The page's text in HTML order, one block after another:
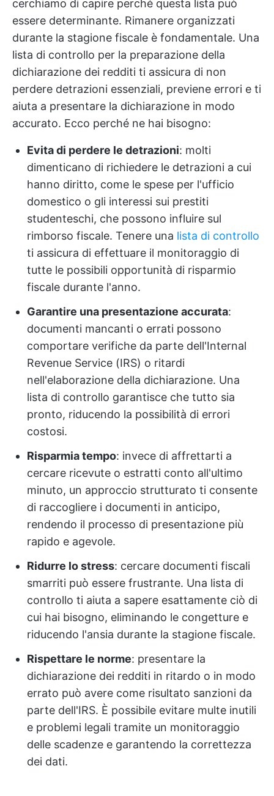
cerchiamo di capire perché questa lista può
essere determinante. Rimanere organizzati
durante la stagione fiscale è fondamentale. Una
lista di controllo per la preparazione della
dichiarazione dei redditi ti assicura di non
perdere detrazioni essenziali, previene errori e ti
aiuta a presentare la dichiarazione in modo
accurato. Ecco perché ne hai bisogno:
Evita di perdere le detrazioni: molti
dimenticano di richiedere le detrazioni a cui
hanno diritto, come le spese per l'ufficio
domestico o gli interessi sui prestiti
studenteschi, che possono influire sul
rimborso fiscale. Tenere una lista di controllo
ti assicura di effettuare il monitoraggio di
tutte le possibili opportunità di risparmio
fiscale durante l'anno.
Garantire una presentazione accurata:
documenti mancanti o errati possono
comportare verifiche da parte dell'Internal
Revenue Service (IRS) o ritardi
nell'elaborazione della dichiarazione. Una
lista di controllo garantisce che tutto sia
pronto, riducendo la possibilità di errori
costosi.
Risparmia tempo: invece di affrettarti a
cercare ricevute o estratti conto all'ultimo
minuto, un approccio strutturato ti consente
di raccogliere i documenti in anticipo,
rendendo il processo di presentazione più
rapido e agevole.
Ridurre lo stress: cercare documenti fiscali
smarriti può essere frustrante. Una lista di
controllo ti aiuta a sapere esattamente ciò di
cui hai bisogno, eliminando le congetture e
riducendo l'ansia durante la stagione fiscale.
Rispettare le norme: presentare la
dichiarazione dei redditi in ritardo o in modo
errato può avere come risultato sanzioni da
parte dell'IRS. È possibile evitare multe inutili
e problemi legali tramite un monitoraggio
delle scadenze e garantendo la correttezza
dei dati.